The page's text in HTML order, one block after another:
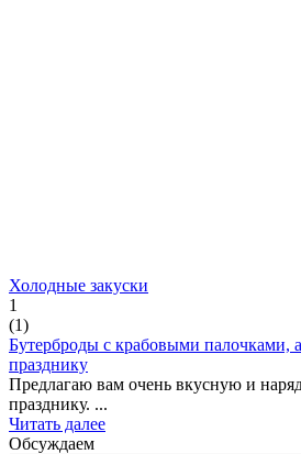
Холодные закуски
1
(1)
Бутерброды с крабовыми палочками,
празднику
Предлагаю вам очень вкусную и
празднику. ...
Читать далее
Обсуждаем